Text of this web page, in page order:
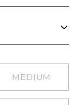
MEDIUM